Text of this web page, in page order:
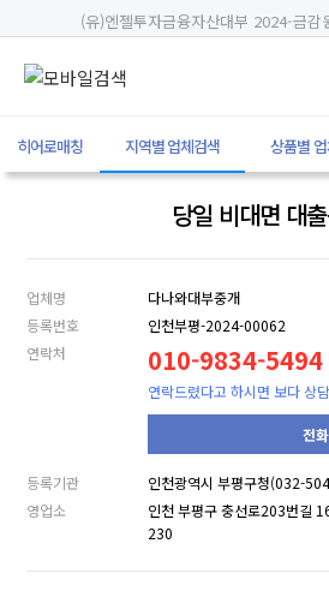
(유)엔젤투자금융자산대부 2024-금감
히어로매칭 지역별 업체검색 상품별
당일 비대면 대
업체명
다나와대부중개
등록번호
인천부평-2024-00062
연락처
010-9834-5494
연락드렸다고 하시면 보다 상
전
등록기관
인천광역시 부평구청(032-
영업소
인천 부평구 충선로203번길
230